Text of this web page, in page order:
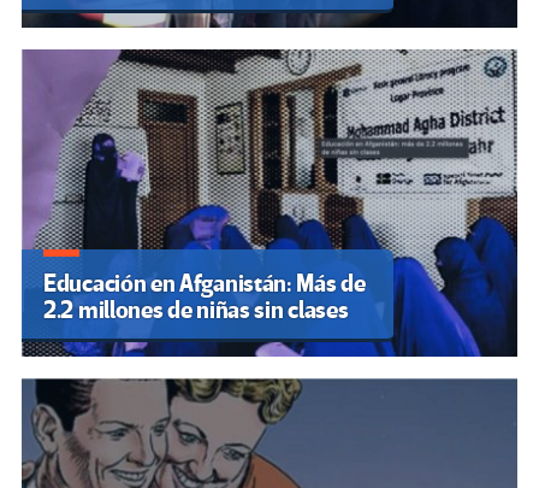
Educación en Afganistán: Más de
2.2 millones de niñas sin clases